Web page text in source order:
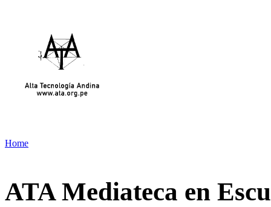
Home
ATA Mediateca en